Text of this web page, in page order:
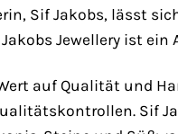
Sif Jakobs, lässt
Jewellery ist
auf Qualität und
Sif